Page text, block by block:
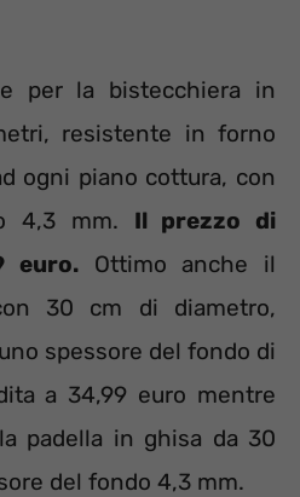
per la bistecchiera in
resistente in forno
ogni piano cottura, con
4,3 mm. Il prezzo di
euro. Ottimo anche il
30 cm di diametro,
spessore del fondo di
a 34,99 euro mentre
padella in ghisa da 30
del fondo 4,3 mm.